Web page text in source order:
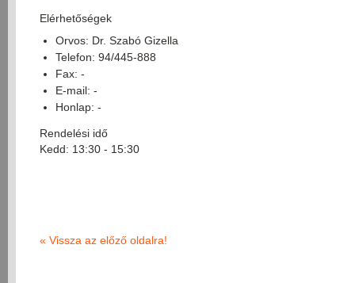
Elérhetőségek
Orvos: Dr. Szabó Gizella
Telefon: 94/445-888
Fax: -
E-mail: -
Honlap: -
Rendelési idő
Kedd: 13:30 - 15:30
« Vissza az előző oldalra!